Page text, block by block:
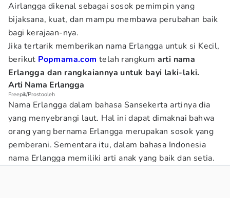
Airlangga dikenal sebagai sosok pemimpin yang
bijaksana, kuat, dan mampu membawa perubahan baik
bagi kerajaan-nya.
Jika tertarik memberikan nama Erlangga untuk si Kecil,
berikut Popmama.com telah rangkum arti nama
Erlangga dan rangkaiannya untuk bayi laki-laki.
Arti Nama Erlangga
Freepik/Prostooleh
Nama Erlangga dalam bahasa Sansekerta artinya dia
yang menyebrangi laut. Hal ini dapat dimaknai bahwa
orang yang bernama Erlangga merupakan sosok yang
pemberani. Sementara itu, dalam bahasa Indonesia
nama Erlangga memiliki arti anak yang baik dan setia.